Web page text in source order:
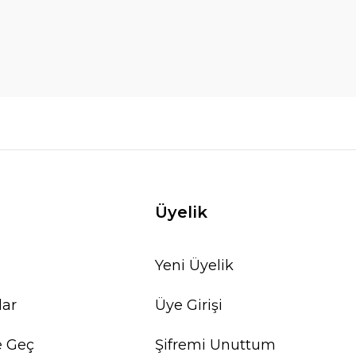
Geç
Üyelik
Yeni Üyelik
Üye Girişi
Şifremi Unuttum